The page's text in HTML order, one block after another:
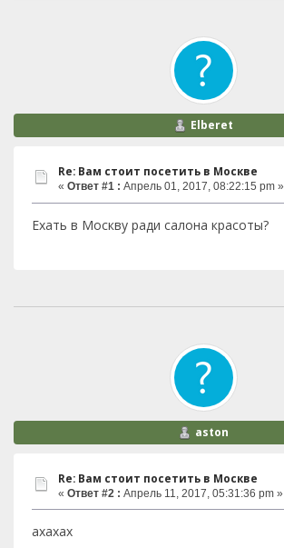
Elberet
Re: Вам стоит посетить в Москве
« Ответ #1 : Апрель 01, 2017, 08:22:15 pm »
Ехать в Москву ради салона красоты?
aston
Re: Вам стоит посетить в Москве
« Ответ #2 : Апрель 11, 2017, 05:31:36 pm »
ахахах